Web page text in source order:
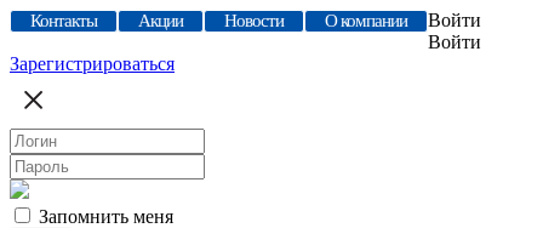
Контакты Акции Новости О компании
Войти
Войти
Зарегистрироваться
Запомнить меня